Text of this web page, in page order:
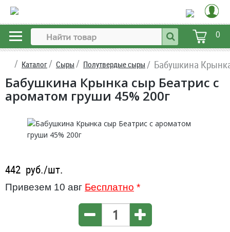
0
Каталог Сыры Полутвердые сыры Бабушкина
Бабушкина Крынка сыр Беатрис с
ароматом груши 45% 200г
442 руб./шт.
Привезем 10 авг Бесплатно *